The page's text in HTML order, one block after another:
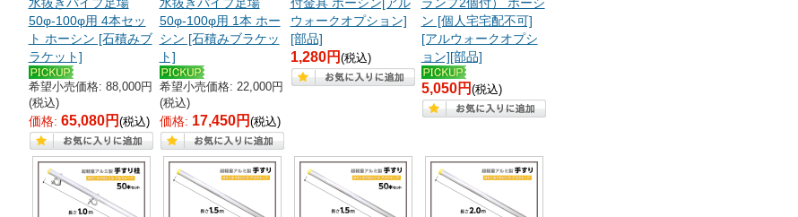
50φ-100φ用 4本セッ
ト ホーシン [石積みブ
ラケット]
希望小売価格: 88,000円
(税込)
価格: 65,080円 (税込)
50φ-100φ用 1本 ホー
シン [石積みブラケッ
ト]
希望小売価格: 22,000円
(税込)
価格: 17,450円 (税込)
ウォークオプション]
[部品]
1,280円 (税込)
ン [個人宅宅配不可]
[アルウォークオプシ
ョン][部品]
5,050円 (税込)